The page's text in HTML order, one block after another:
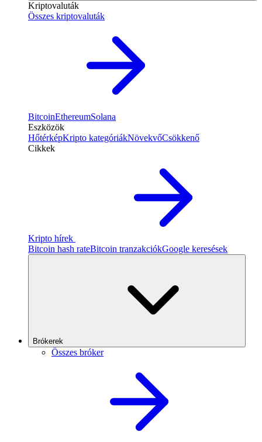
Kriptovaluták
Összes kriptovaluták
BitcoinEthereumSolana
Eszközök
HőtérképKripto kategóriákNövekvőCsökkenő
Cikkek
Kripto hírek
Bitcoin hash rateBitcoin tranzakciókGoogle keresések
Brókerek
Összes bróker